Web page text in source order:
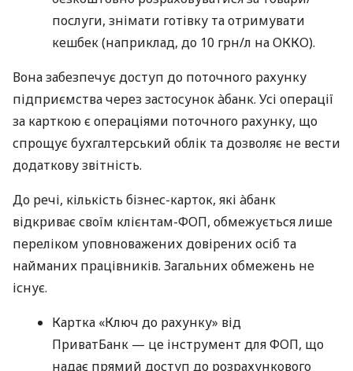
послуги, знімати готівку та отримувати
кешбек (наприклад, до 10 грн/л на ОККО).
Вона забезпечує доступ до поточного рахунку
підприємства через застосунок àбанк. Усі операції
за карткою є операціями поточного рахунку, що
спрощує бухгалтерський облік та дозволяє не вести
додаткову звітність.
До речі, кількість бізнес-карток, які àбанк
відкриває своїм клієнтам-ФОП, обмежується лише
переліком уповноважених довірених осіб та
найманих працівників. Загальних обмежень не
існує.
Картка «Ключ до рахунку» від
ПриватБанк — це інструмент для ФОП, що
надає прямий доступ до розрахункового